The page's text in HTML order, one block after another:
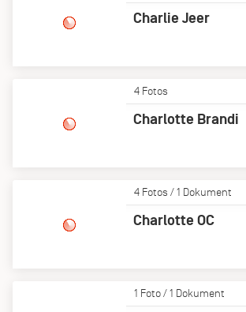
Charlie Jeer
4 Fotos
Charlotte Brandi
4 Fotos / 1 Dokument
Charlotte OC
1 Foto / 1 Dokument